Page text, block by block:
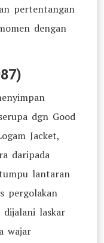
pertentangan
dengan
dgn Good
Jacket,
daripada
lantaran
pergolakan
dijalani laskar
wajar